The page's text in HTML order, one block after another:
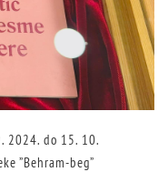
2024. do 15. 10.
”Behram-beg”